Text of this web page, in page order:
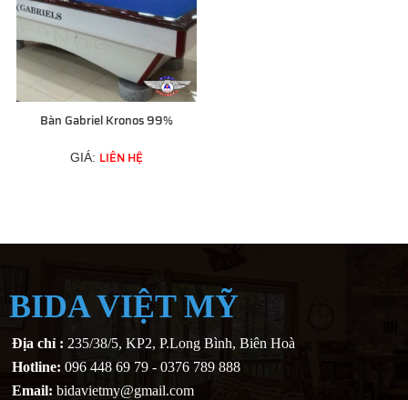
Bàn Gabriel Kronos 99%
GIÁ: LIÊN HỆ
BIDA VIỆT MỸ
Địa chỉ : 235/38/5, KP2, P.Long Bình, Biên Hoà
Hotline: 096 448 69 79 - 0376 789 888
Email: bidavietmy@gmail.com